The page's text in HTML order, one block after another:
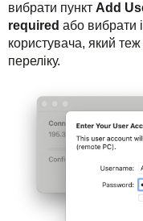
вибрати пункт Add
required або вибрати
користувача, який
переліку.